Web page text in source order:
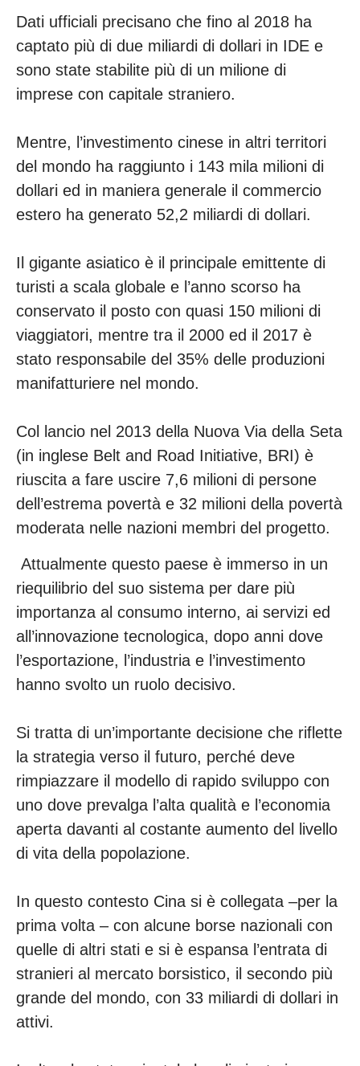
Dati ufficiali precisano che fino al 2018 ha
captato più di due miliardi di dollari in IDE e
sono state stabilite più di un milione di
imprese con capitale straniero.
Mentre, l’investimento cinese in altri territori
del mondo ha raggiunto i 143 mila milioni di
dollari ed in maniera generale il commercio
estero ha generato 52,2 miliardi di dollari.
Il gigante asiatico è il principale emittente di
turisti a scala globale e l’anno scorso ha
conservato il posto con quasi 150 milioni di
viaggiatori, mentre tra il 2000 ed il 2017 è
stato responsabile del 35% delle produzioni
manifatturiere nel mondo.
Col lancio nel 2013 della Nuova Via della Seta
(in inglese Belt and Road Initiative, BRI) è
riuscita a fare uscire 7,6 milioni di persone
dell’estrema povertà e 32 milioni della povertà
moderata nelle nazioni membri del progetto.
Attualmente questo paese è immerso in un
riequilibrio del suo sistema per dare più
importanza al consumo interno, ai servizi ed
all’innovazione tecnologica, dopo anni dove
l’esportazione, l’industria e l’investimento
hanno svolto un ruolo decisivo.
Si tratta di un’importante decisione che riflette
la strategia verso il futuro, perché deve
rimpiazzare il modello di rapido sviluppo con
uno dove prevalga l’alta qualità e l’economia
aperta davanti al costante aumento del livello
di vita della popolazione.
In questo contesto Cina si è collegata –per la
prima volta – con alcune borse nazionali con
quelle di altri stati e si è espansa l’entrata di
stranieri al mercato borsistico, il secondo più
grande del mondo, con 33 miliardi di dollari in
attivi.